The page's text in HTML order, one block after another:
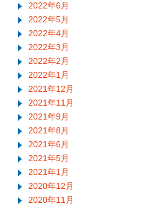
2022年6月
2022年5月
2022年4月
2022年3月
2022年2月
2022年1月
2021年12月
2021年11月
2021年9月
2021年8月
2021年6月
2021年5月
2021年1月
2020年12月
2020年11月